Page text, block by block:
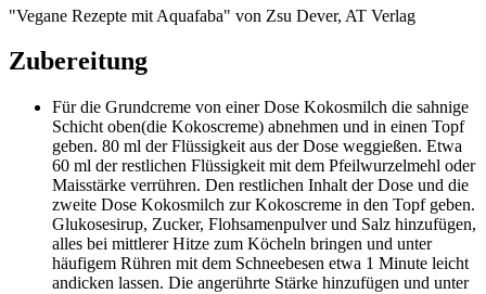
"Vegane Rezepte mit Aquafaba" von Zsu Dever, AT Verlag
Zubereitung
Für die Grundcreme von einer Dose Kokosmilch die sahnige
Schicht oben(die Kokoscreme) abnehmen und in einen Topf
geben. 80 ml der Flüssigkeit aus der Dose weggießen. Etwa
60 ml der restlichen Flüssigkeit mit dem Pfeilwurzelmehl oder
Maisstärke verrühren. Den restlichen Inhalt der Dose und die
zweite Dose Kokosmilch zur Kokoscreme in den Topf geben.
Glukosesirup, Zucker, Flohsamenpulver und Salz hinzufügen,
alles bei mittlerer Hitze zum Köcheln bringen und unter
häufigem Rühren mit dem Schneebesen etwa 1 Minute leicht
andicken lassen. Die angerührte Stärke hinzufügen und unter